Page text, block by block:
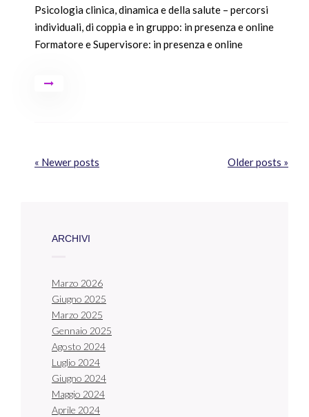
Psicologia clinica, dinamica e della salute – percorsi
individuali, di coppia e in gruppo: in presenza e online
Formatore e Supervisore: in presenza e online
« Newer posts Older posts »
ARCHIVI
Marzo 2026
Giugno 2025
Marzo 2025
Gennaio 2025
Agosto 2024
Luglio 2024
Giugno 2024
Maggio 2024
Aprile 2024